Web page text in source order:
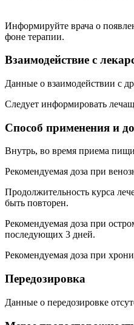
Информируйте врача о
фоне терапии.
Взаимодействие с
Данные о взаимодействии с
Следует информировать
Способ применения и
Внутрь, во время приема
Рекомендуемая доза при
Продолжительность курса
быть повторен.
Рекомендуемая доза при
последующих 3 дней.
Рекомендуемая доза при
Передозировка
Данные о передозировке